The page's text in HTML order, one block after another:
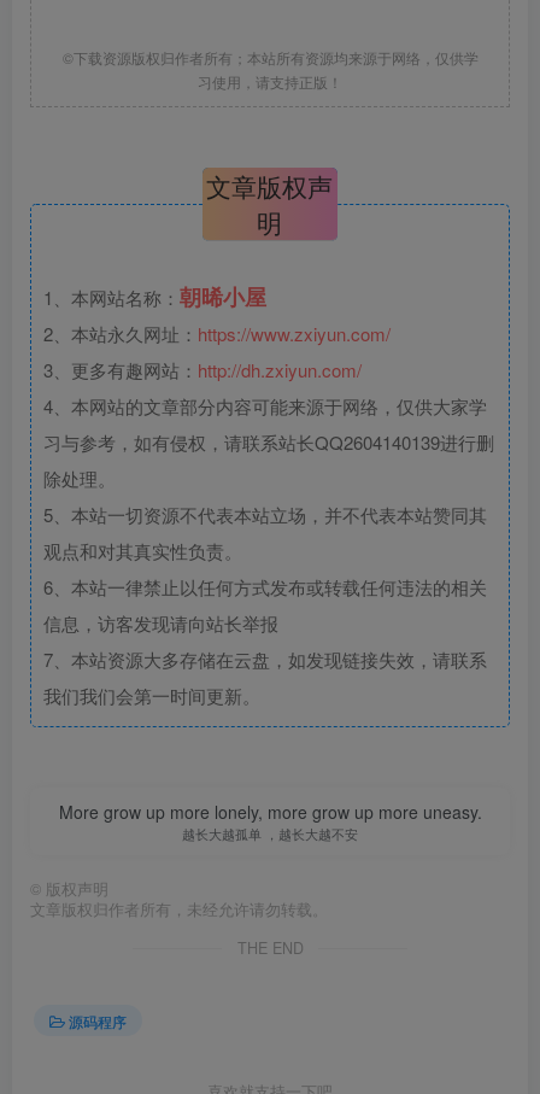
©下载资源版权归作者所有；本站所有资源均来源于网络，仅供学
习使用，请支持正版！
文章版权声
明
1、本网站名称： 朝晞小屋
2、本站永久网址： https://www.zxiyun.com/
3、更多有趣网站： http://dh.zxiyun.com/
4、本网站的文章部分内容可能来源于网络，仅供大家学
习与参考，如有侵权，请联系站长QQ2604140139进行删
除处理。
5、本站一切资源不代表本站立场，并不代表本站赞同其
观点和对其真实性负责。
6、本站一律禁止以任何方式发布或转载任何违法的相关
信息，访客发现请向站长举报
7、本站资源大多存储在云盘，如发现链接失效，请联系
我们我们会第一时间更新。
More grow up more lonely, more grow up more uneasy.
越长大越孤单 ，越长大越不安
© 版权声明
文章版权归作者所有，未经允许请勿转载。
THE END
源码程序